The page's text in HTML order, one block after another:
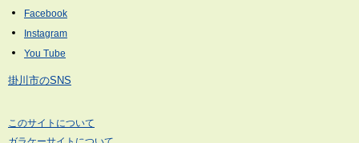
掛川市のSNS
このサイトについて